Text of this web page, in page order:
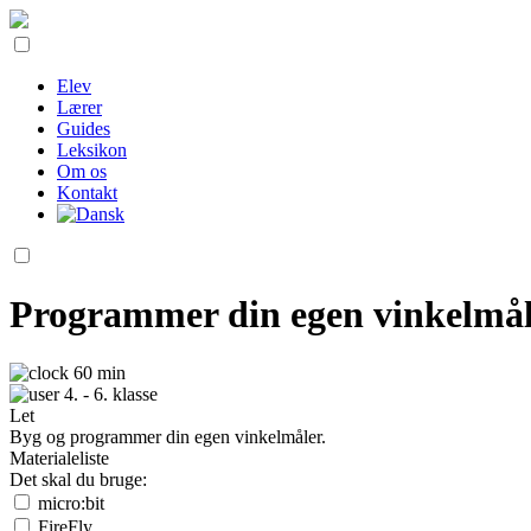
Elev
Lærer
Guides
Leksikon
Om os
Kontakt
Programmer din egen
60 min
4. - 6. klasse
Let
Byg og programmer din egen vinkelmåler.
Materialeliste
Det skal du bruge:
micro:bit
FireFly